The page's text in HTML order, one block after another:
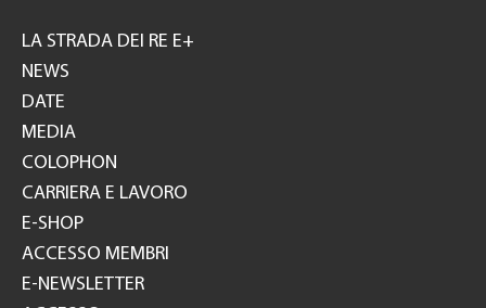
GH
LA STRADA DEI RE E+
NEWS
DATE
MEDIA
COLOPHON
CARRIERA E LAVORO
E-SHOP
ACCESSO MEMBRI
E-NEWSLETTER